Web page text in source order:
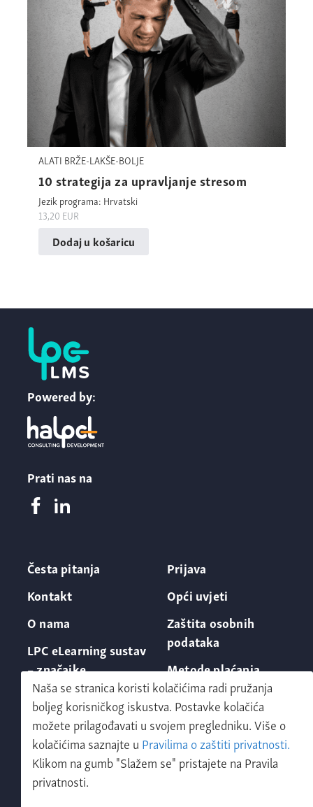
ALATI BRŽE-LAKŠE-BOLJE
10 strategija za upravljanje stresom
Jezik programa: Hrvatski
13,20 EUR
Dodaj u košaricu
Powered by:
Prati nas na
Česta pitanja
Kontakt
O nama
LPC eLearning sustav
– značajke
Prijava
Opći uvjeti
Zaštita osobnih
podataka
Metode plaćanja
Zatraži demo
Naša se stranica koristi kolačićima radi pružanja
boljeg korisničkog iskustva. Postavke kolačića
možete prilagođavati u svojem pregledniku. Više o
kolačićima saznajte u Pravilima o zaštiti privatnosti.
Klikom na gumb "Slažem se" pristajete na Pravila
privatnosti.